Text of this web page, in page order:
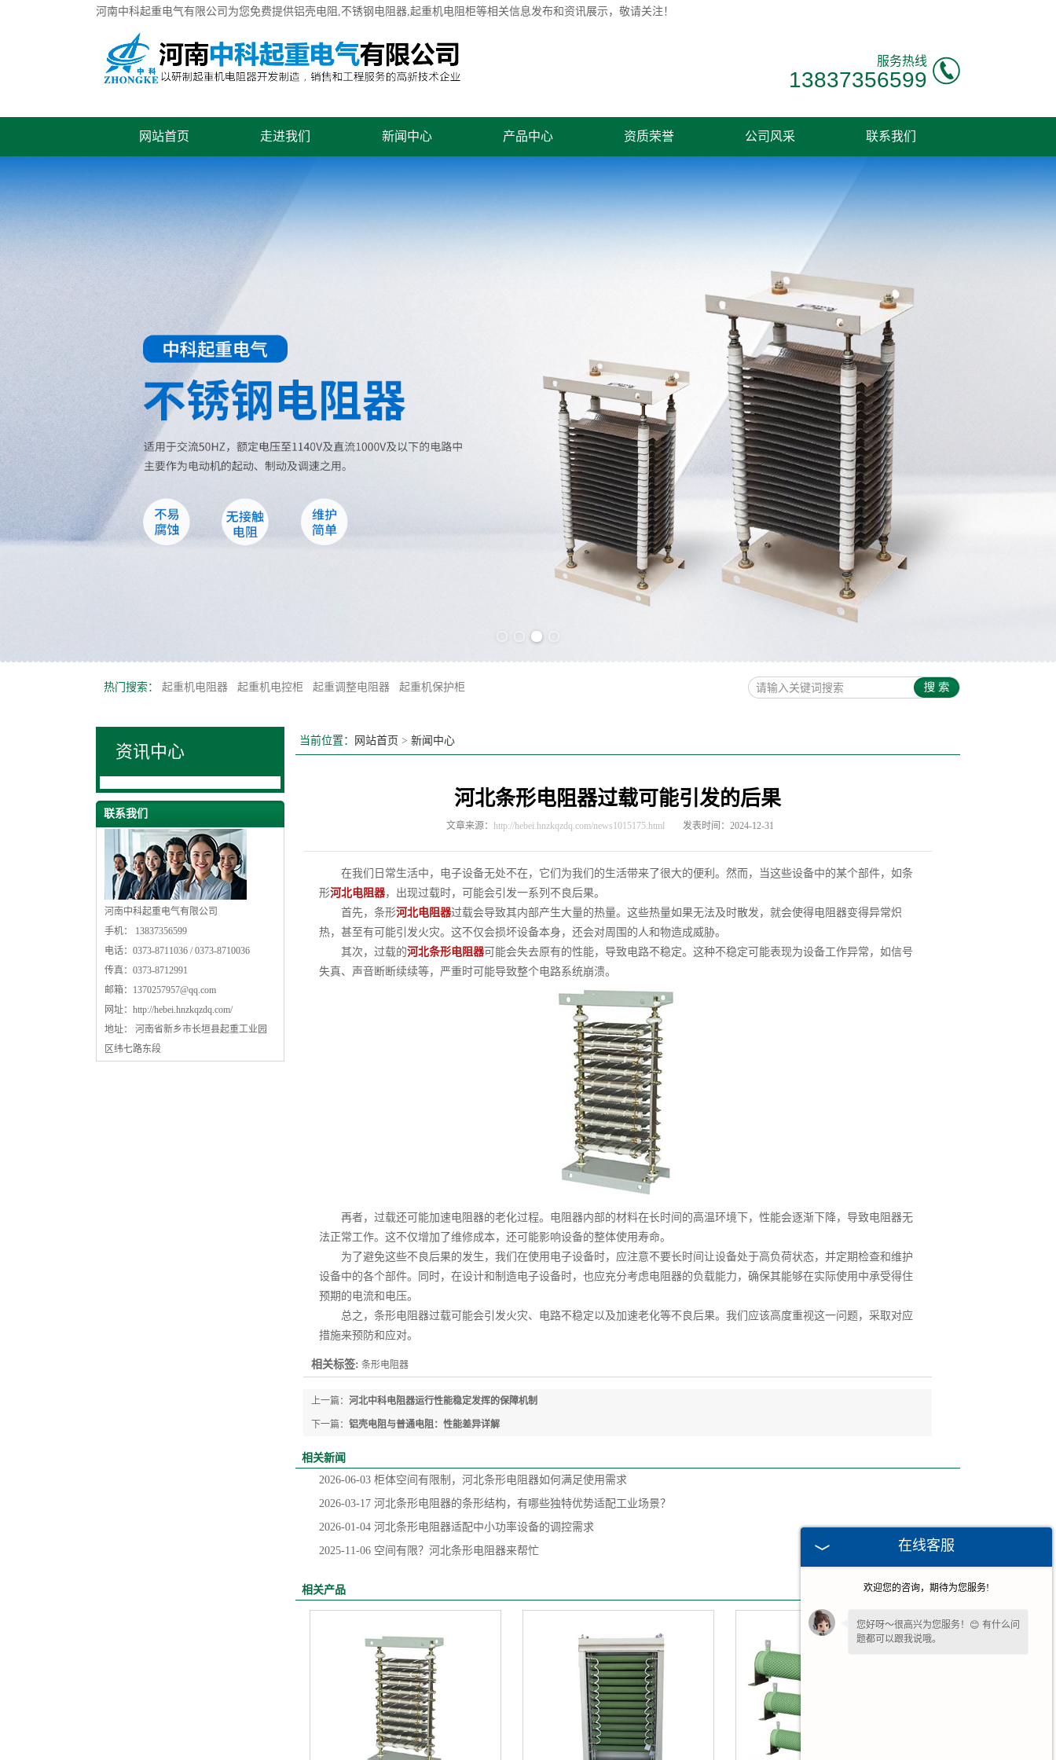
河南中科起重电气有限公司为您免费提供铝壳电阻 ,不锈钢电阻器,起重机电阻柜等相关信息发布和资讯展示，敬请关注！
服务热线
13837356599
网站首页 走进我们 新闻中心 产品中心 资质荣誉 公司风采 联系我们
热门搜索： 起重机电阻器 起重机电控柜 起重调整电阻器 起重机保护柜
资讯中心
联系我们
河南中科起重电气有限公司
手机： 13837356599
电话：0373-8711036 / 0373-8710036
传真：0373-8712991
邮箱： 1370257957@qq.com
网址： http://hebei.hnzkqzdq.com/
地址： 河南省新乡市长垣县起重工业园
区纬七路东段
当前位置： 网站首页 > 新闻中心
河北条形电阻器过载可能引发的后果
文章来源： http://hebei.hnzkqzdq.com/news1015175.html 发表时间：2024-12-31
在我们日常生活中，电子设备无处不在，它们为我们的生活带来了很大的便利。然而，当这些设备中的某个部件，如条
形河北电阻器，出现过载时，可能会引发一系列不良后果。
首先，条形河北电阻器过载会导致其内部产生大量的热量。这些热量如果无法及时散发，就会使得电阻器变得异常炽
热，甚至有可能引发火灾。这不仅会损坏设备本身，还会对周围的人和物造成威胁。
其次，过载的河北条形电阻器可能会失去原有的性能，导致电路不稳定。这种不稳定可能表现为设备工作异常，如信号
失真、声音断断续续等，严重时可能导致整个电路系统崩溃。
再者，过载还可能加速电阻器的老化过程。电阻器内部的材料在长时间的高温环境下，性能会逐渐下降，导致电阻器无
法正常工作。这不仅增加了维修成本，还可能影响设备的整体使用寿命。
为了避免这些不良后果的发生，我们在使用电子设备时，应注意不要长时间让设备处于高负荷状态，并定期检查和维护
设备中的各个部件。同时，在设计和制造电子设备时，也应充分考虑电阻器的负载能力，确保其能够在实际使用中承受得住
预期的电流和电压。
总之，条形电阻器过载可能会引发火灾、电路不稳定以及加速老化等不良后果。我们应该高度重视这一问题，采取对应
措施来预防和应对。
相关标签: 条形电阻器
上一篇： 河北中科电阻器运行性能稳定发挥的保障机制
下一篇： 铝壳电阻与普通电阻：性能差异详解
相关新闻
2026-06-03 柜体空间有限制，河北条形电阻器如何满足使用需求
2026-03-17 河北条形电阻器的条形结构，有哪些独特优势适配工业场景？
2026-01-04 河北条形电阻器适配中小功率设备的调控需求
2025-11-06 空间有限？河北条形电阻器来帮忙
相关产品
在线客服
欢迎您的咨询，期待为您服务!
您好呀～很高兴为您服务！😊 有什么问
题都可以跟我说哦。